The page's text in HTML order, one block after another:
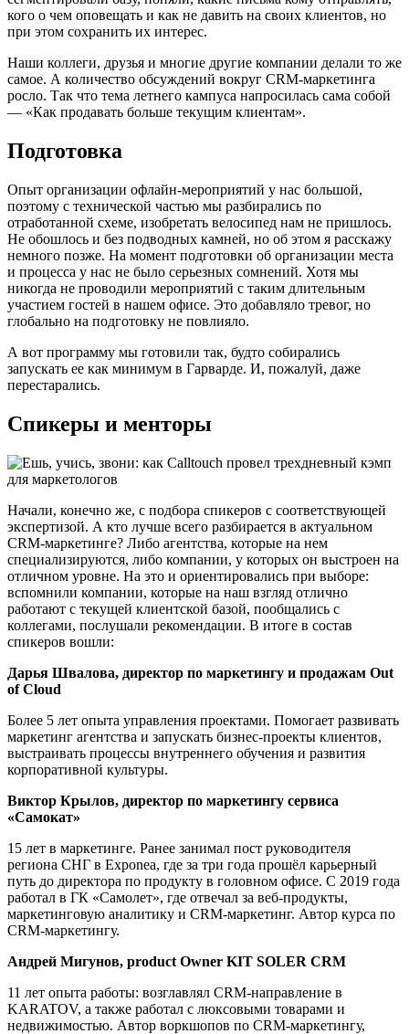
кого о чем оповещать и как не давить на своих клиентов, но
при этом сохранить их интерес.
Наши коллеги, друзья и многие другие компании делали то же
самое. А количество обсуждений вокруг CRM-маркетинга
росло. Так что тема летнего кампуса напросилась сама собой
— «Как продавать больше текущим клиентам».
Подготовка
Опыт организации офлайн-мероприятий у нас большой,
поэтому с технической частью мы разбирались по
отработанной схеме, изобретать велосипед нам не пришлось.
Не обошлось и без подводных камней, но об этом я расскажу
немного позже. На момент подготовки об организации места
и процесса у нас не было серьезных сомнений. Хотя мы
никогда не проводили мероприятий с таким длительным
участием гостей в нашем офисе. Это добавляло тревог, но
глобально на подготовку не повлияло.
А вот программу мы готовили так, будто собирались
запускать ее как минимум в Гарварде. И, пожалуй, даже
перестарались.
Спикеры и менторы
Начали, конечно же, с подбора спикеров с соответствующей
экспертизой. А кто лучше всего разбирается в актуальном
CRM-маркетинге? Либо агентства, которые на нем
специализируются, либо компании, у которых он выстроен на
отличном уровне. На это и ориентировались при выборе:
вспомнили компании, которые на наш взгляд отлично
работают с текущей клиентской базой, пообщались с
коллегами, послушали рекомендации. В итоге в состав
спикеров вошли:
Дарья Швалова, директор по маркетингу и продажам Out
of Cloud
Более 5 лет опыта управления проектами. Помогает развивать
маркетинг агентства и запускать бизнес-проекты клиентов,
выстраивать процессы внутреннего обучения и развития
корпоративной культуры.
Виктор Крылов, директор по маркетингу сервиса
«Самокат»
15 лет в маркетинге. Ранее занимал пост руководителя
региона СНГ в Exponea, где за три года прошёл карьерный
путь до директора по продукту в головном офисе. С 2019 года
работал в ГК «Самолет», где отвечал за веб-продукты,
маркетинговую аналитику и CRM-маркетинг. Автор курса по
CRM-маркетингу.
Андрей Мигунов, product Owner KIT SOLER CRM
11 лет опыта работы: возглавлял CRM-направление в
KARATOV, а также работал с люксовыми товарами и
недвижимостью. Автор воркшопов по CRM-маркетингу,